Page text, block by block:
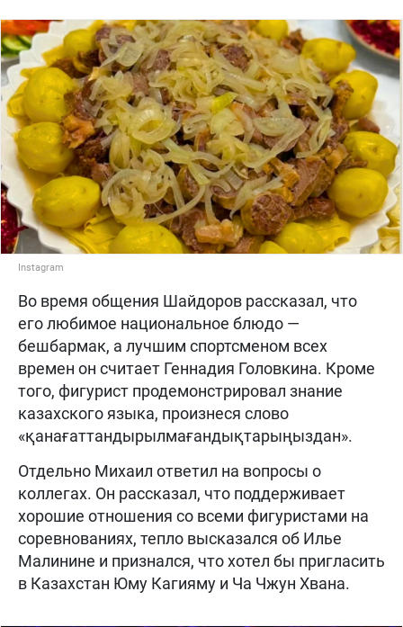
Instagram
Во время общения Шайдоров рассказал, что
его любимое национальное блюдо —
бешбармак, а лучшим спортсменом всех
времен он считает Геннадия Головкина. Кроме
того, фигурист продемонстрировал знание
казахского языка, произнеся слово
«қанағаттандырылмағандықтарыңыздан».
Отдельно Михаил ответил на вопросы о
коллегах. Он рассказал, что поддерживает
хорошие отношения со всеми фигуристами на
соревнованиях, тепло высказался об Илье
Малинине и признался, что хотел бы пригласить
в Казахстан Юму Кагияму и Ча Чжун Хвана.